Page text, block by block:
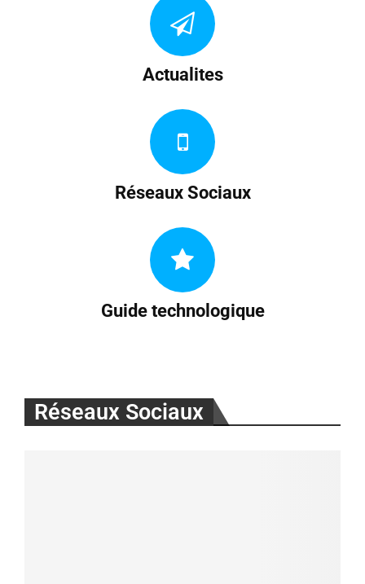
Actualites
Réseaux Sociaux
Guide technologique
Réseaux Sociaux